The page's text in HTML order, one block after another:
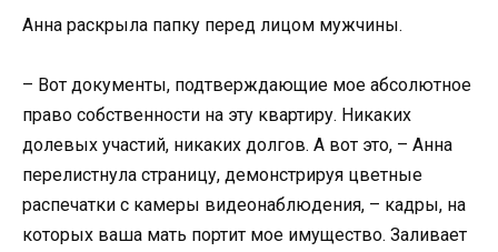
Анна раскрыла папку перед лицом мужчины.
– Вот документы, подтверждающие мое абсолютное
право собственности на эту квартиру. Никаких
долевых участий, никаких долгов. А вот это, – Анна
перелистнула страницу, демонстрируя цветные
распечатки с камеры видеонаблюдения, – кадры, на
которых ваша мать портит мое имущество. Заливает